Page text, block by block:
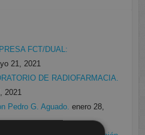
FCT/DUAL:
21, 2021
DE RADIOFARMACIA.
2021
Pedro G. Aguado. enero 28,